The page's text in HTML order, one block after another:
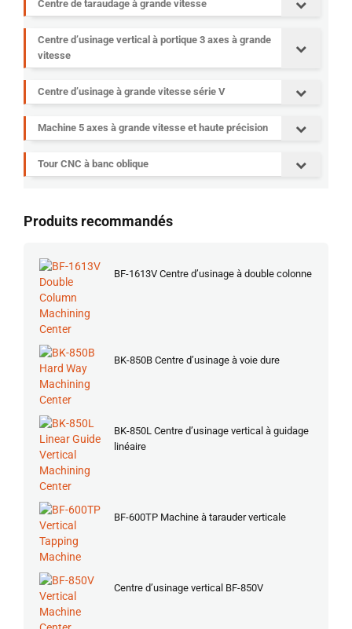
Centre de taraudage à grande vitesse
Centre d’usinage vertical à portique 3 axes à grande
vitesse
Centre d’usinage à grande vitesse série V
Machine 5 axes à grande vitesse et haute précision
Tour CNC à banc oblique
Produits recommandés
BF-1613V Centre d’usinage à double colonne
BK-850B Centre d’usinage à voie dure
BK-850L Centre d’usinage vertical à guidage
linéaire
BF-600TP Machine à tarauder verticale
Centre d’usinage vertical BF-850V